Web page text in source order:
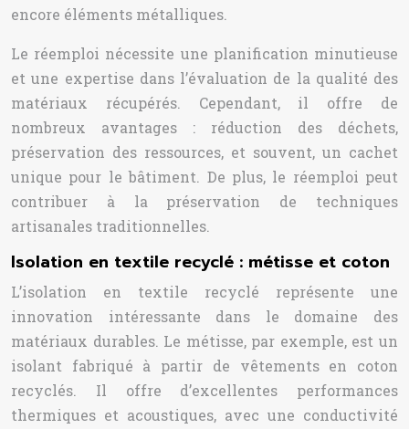
encore éléments métalliques.
Le réemploi nécessite une planification minutieuse
et une expertise dans l’évaluation de la qualité des
matériaux récupérés. Cependant, il offre de
nombreux avantages : réduction des déchets,
préservation des ressources, et souvent, un cachet
unique pour le bâtiment. De plus, le réemploi peut
contribuer à la préservation de techniques
artisanales traditionnelles.
Isolation en textile recyclé : métisse et coton
L’isolation en textile recyclé représente une
innovation intéressante dans le domaine des
matériaux durables. Le métisse, par exemple, est un
isolant fabriqué à partir de vêtements en coton
recyclés. Il offre d’excellentes performances
thermiques et acoustiques, avec une conductivité